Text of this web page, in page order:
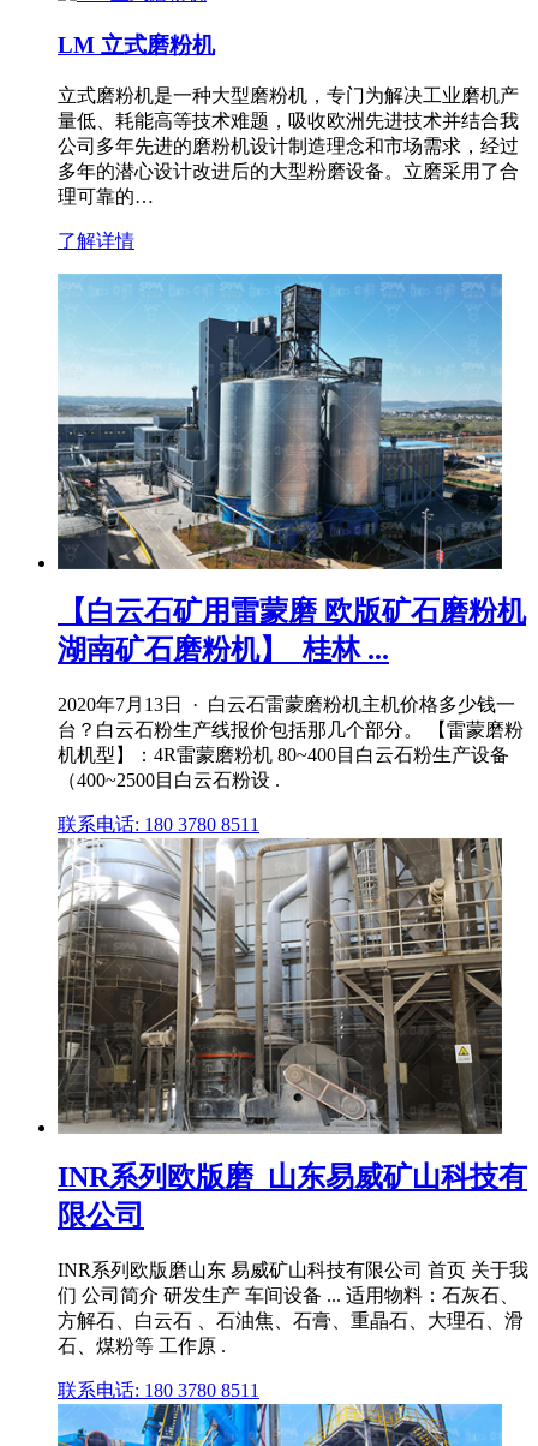
LM 立式磨粉机
立式磨粉机是一种大型磨粉机，专门为解决工业磨机产
量低、耗能高等技术难题，吸收欧洲先进技术并结合我
公司多年先进的磨粉机设计制造理念和市场需求，经过
多年的潜心设计改进后的大型粉磨设备。立磨采用了合
理可靠的…
了解详情
【白云石矿用雷蒙磨 欧版矿石磨粉机
湖南矿石磨粉机】_桂林 ...
2020年7月13日 · 白云石雷蒙磨粉机主机价格多少钱一
台？白云石粉生产线报价包括那几个部分。 【雷蒙磨粉
机机型】：4R雷蒙磨粉机 80~400目白云石粉生产设备
（400~2500目白云石粉设 .
联系电话: 180 3780 8511
INR系列欧版磨_山东易威矿山科技有
限公司
INR系列欧版磨山东 易威矿山科技有限公司 首页 关于我
们 公司简介 研发生产 车间设备 ... 适用物料：石灰石、
方解石、白云石 、石油焦、石膏、重晶石、大理石、滑
石、煤粉等 工作原 .
联系电话: 180 3780 8511